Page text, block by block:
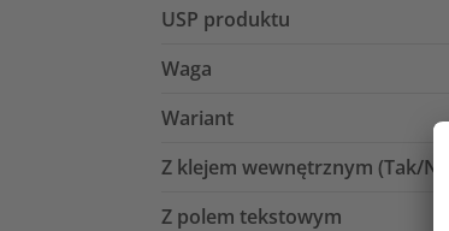
USP produktu
Waga
Wariant
Z klejem wewnętrznym (Tak/Nie)
Z polem tekstowym